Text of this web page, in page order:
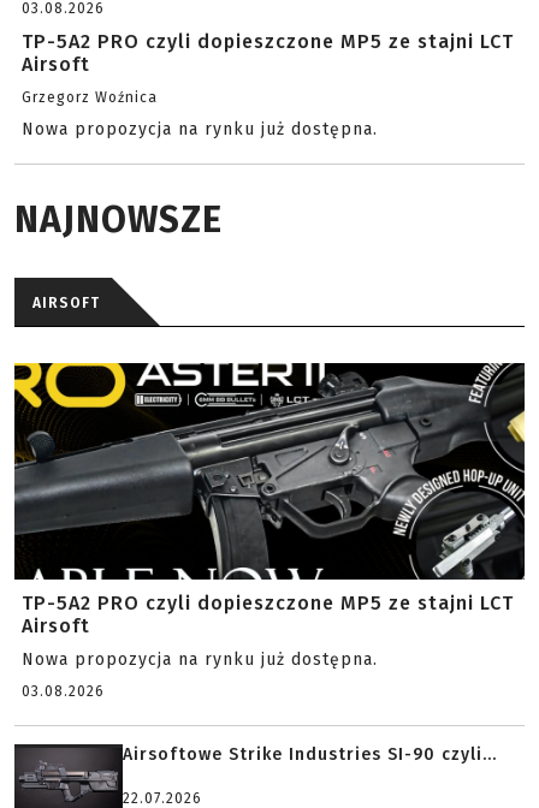
03.08.2026
TP-5A2 PRO czyli dopieszczone MP5 ze stajni LCT
Airsoft
Grzegorz Woźnica
Nowa propozycja na rynku już dostępna.
NAJNOWSZE
AIRSOFT
TP-5A2 PRO czyli dopieszczone MP5 ze stajni LCT
Airsoft
Nowa propozycja na rynku już dostępna.
03.08.2026
Airsoftowe Strike Industries SI-90 czyli...
22.07.2026